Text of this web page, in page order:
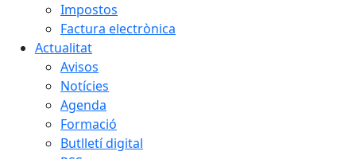
Impostos
Factura electrònica
Actualitat
Avisos
Notícies
Agenda
Formació
Butlletí digital